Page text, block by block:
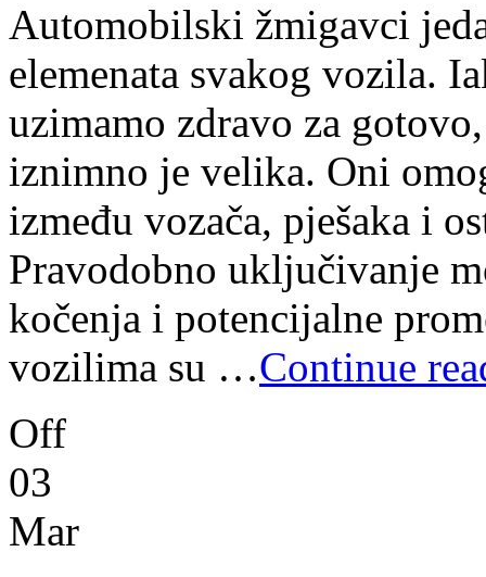
Automobilski žmigavci
elemenata svakog vozila.
uzimamo zdravo za
iznimno je velika. Oni
između vozača, pješaka i
Pravodobno uključivanje
kočenja i potencijalne
vozilima su …Continue
Off
03
Mar